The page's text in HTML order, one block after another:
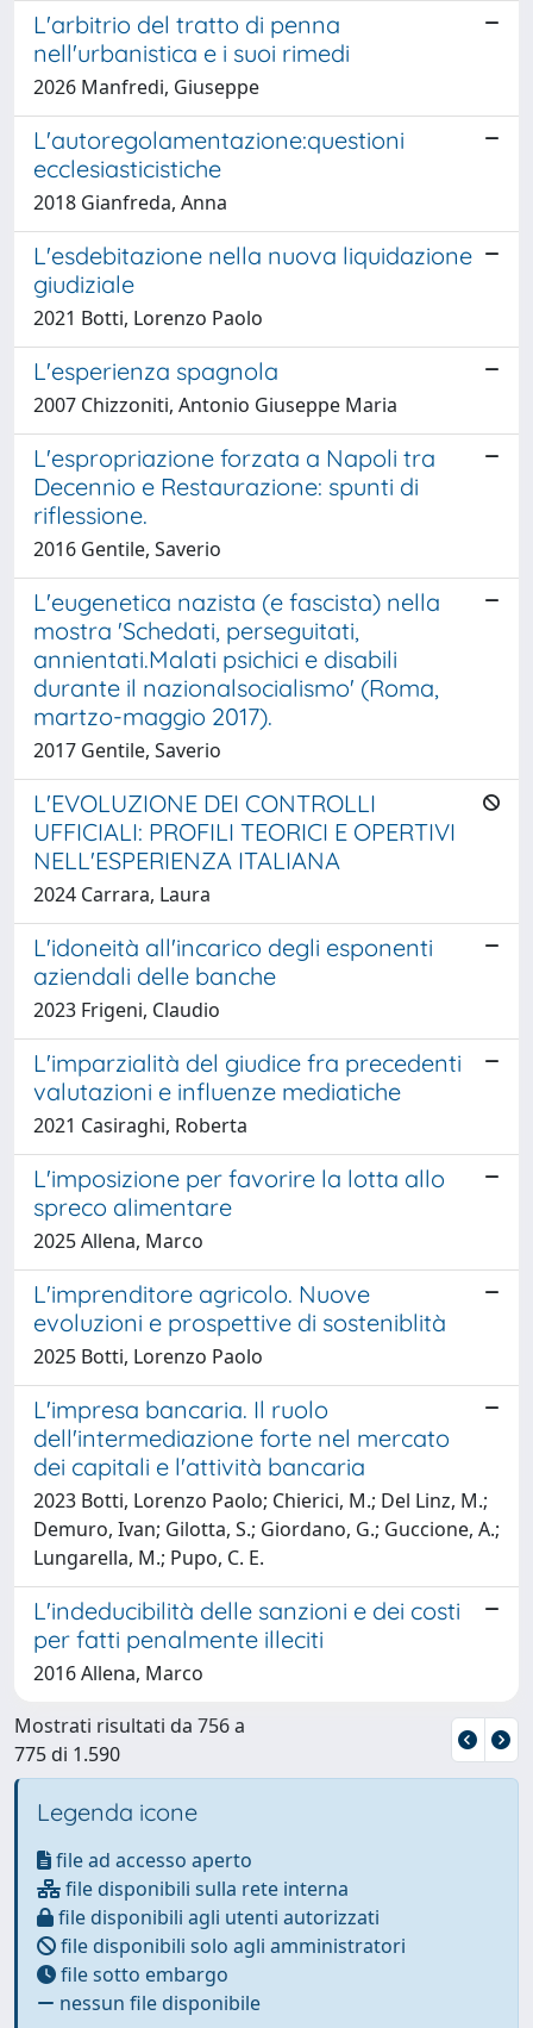
L'arbitrio del tratto di penna
nell'urbanistica e i suoi rimedi
2026 Manfredi, Giuseppe
L'autoregolamentazione:questioni
ecclesiasticistiche
2018 Gianfreda, Anna
L'esdebitazione nella nuova liquidazione
giudiziale
2021 Botti, Lorenzo Paolo
L'esperienza spagnola
2007 Chizzoniti, Antonio Giuseppe Maria
L'espropriazione forzata a Napoli tra
Decennio e Restaurazione: spunti di
riflessione.
2016 Gentile, Saverio
L'eugenetica nazista (e fascista) nella
mostra 'Schedati, perseguitati,
annientati.Malati psichici e disabili
durante il nazionalsocialismo' (Roma,
martzo-maggio 2017).
2017 Gentile, Saverio
L'EVOLUZIONE DEI CONTROLLI
UFFICIALI: PROFILI TEORICI E OPERTIVI
NELL'ESPERIENZA ITALIANA
2024 Carrara, Laura
L'idoneità all'incarico degli esponenti
aziendali delle banche
2023 Frigeni, Claudio
L'imparzialità del giudice fra precedenti
valutazioni e influenze mediatiche
2021 Casiraghi, Roberta
L'imposizione per favorire la lotta allo
spreco alimentare
2025 Allena, Marco
L'imprenditore agricolo. Nuove
evoluzioni e prospettive di sosteniblità
2025 Botti, Lorenzo Paolo
L'impresa bancaria. Il ruolo
dell'intermediazione forte nel mercato
dei capitali e l'attività bancaria
2023 Botti, Lorenzo Paolo; Chierici, M.; Del Linz, M.;
Demuro, Ivan; Gilotta, S.; Giordano, G.; Guccione, A.;
Lungarella, M.; Pupo, C. E.
L'indeducibilità delle sanzioni e dei costi
per fatti penalmente illeciti
2016 Allena, Marco
Mostrati risultati da 756 a
775 di 1.590
Legenda icone
file ad accesso aperto
file disponibili sulla rete interna
file disponibili agli utenti autorizzati
file disponibili solo agli amministratori
file sotto embargo
nessun file disponibile